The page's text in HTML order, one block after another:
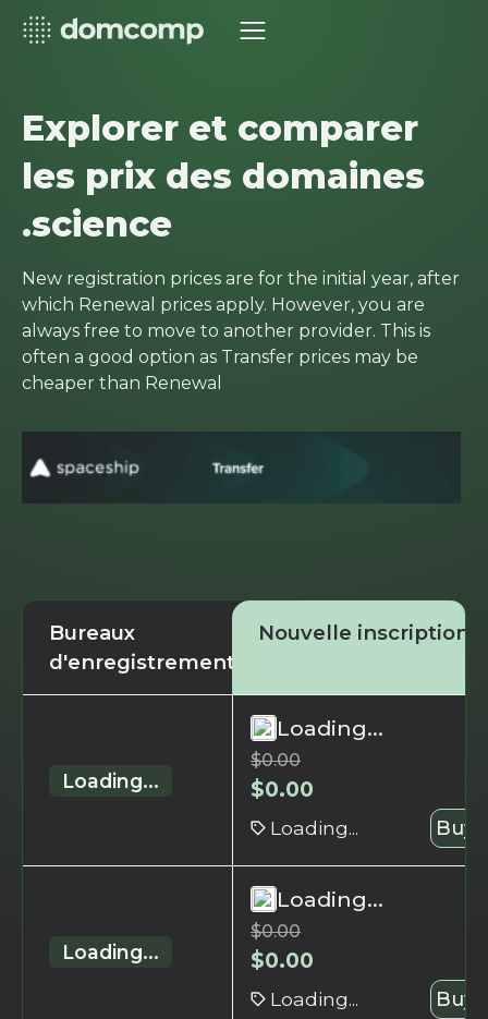
Explorer et comparer
les prix des domaines
.science
New registration prices are for the initial year, after
which Renewal prices apply. However, you are
always free to move to another provider. This is
often a good option as Transfer prices may be
cheaper than Renewal
Bureaux
d'enregistrement
Nouvelle inscription
Loading...
Loading...
$0.00
$0.00
Loading... Buy
Loading...
Loading...
$0.00
$0.00
Loading... Buy